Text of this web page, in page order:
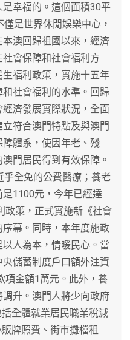
幸福的。這個面積30平
是世界休閒娛樂中心，
澳回歸祖國以來，經濟
會保障和社會福利方
福利政策，實施十五年
社會福利的水準。回歸
濟發展實際狀況，全面
符合澳門特點及與澳門
體系，使因年老、殘
門居民得到有效保障。
全免的公費醫療；養老
1100元，今年已經達
政策，正式實施新《社會
幕。同時，本年度施政
人為本，情暖民心。當
儲蓄制度戶口額外注資
項金額1萬元。此外，養
升。澳門人將少向政府
全體就業居民職業稅減
牌照費、街市攤檔租